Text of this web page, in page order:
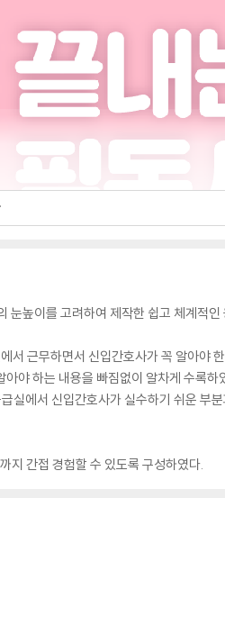
높이를 고려하여 제작한 쉽고 체계적인
서 근무하면서 신입간호사가 꼭 알아야
야 하는 내용을 빠짐없이 알차게 수록하
실에서 신입간호사가 실수하기 쉬운 부
지 간접 경험할 수 있도록 구성하였다.